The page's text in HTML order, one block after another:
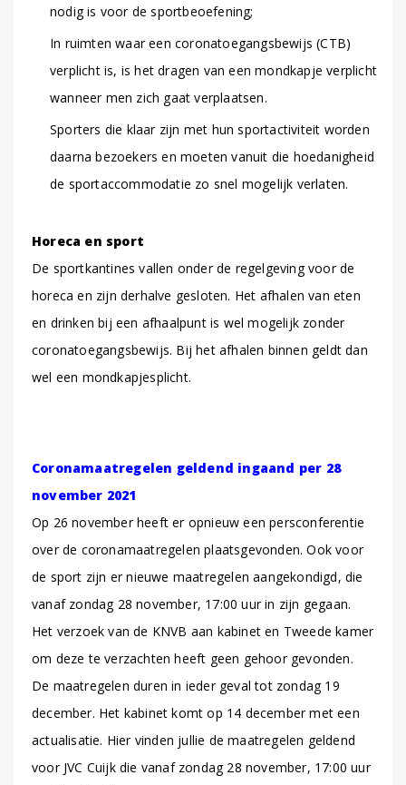
nodig is voor de sportbeoefening;
In ruimten waar een coronatoegangsbewijs (CTB)
verplicht is, is het dragen van een mondkapje verplicht
wanneer men zich gaat verplaatsen.
Sporters die klaar zijn met hun sportactiviteit worden
daarna bezoekers en moeten vanuit die hoedanigheid
de sportaccommodatie zo snel mogelijk verlaten.
Horeca en sport
De sportkantines vallen onder de regelgeving voor de
horeca en zijn derhalve gesloten. Het afhalen van eten
en drinken bij een afhaalpunt is wel mogelijk zonder
coronatoegangsbewijs. Bij het afhalen binnen geldt dan
wel een mondkapjesplicht.
Coronamaatregelen geldend ingaand per 28
november 2021
Op 26 november heeft er opnieuw een persconferentie
over de coronamaatregelen plaatsgevonden. Ook voor
de sport zijn er nieuwe maatregelen aangekondigd, die
vanaf zondag 28 november, 17:00 uur in zijn gegaan.
Het verzoek van de KNVB aan kabinet en Tweede kamer
om deze te verzachten heeft geen gehoor gevonden.
De maatregelen duren in ieder geval tot zondag 19
december. Het kabinet komt op 14 december met een
actualisatie. Hier vinden jullie de maatregelen geldend
voor JVC Cuijk die vanaf zondag 28 november, 17:00 uur